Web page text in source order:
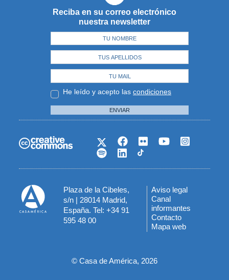
Reciba en su correo electrónico
nuestra newsletter
He leído y acepto las condiciones
ENVIAR
Plaza de la Cibeles,
s/n | 28014 Madrid,
España. Tel: +34 91
595 48 00
Menú
del
pie
Aviso legal
Canal
informantes
Contacto
Mapa web
© Casa de América, 2026